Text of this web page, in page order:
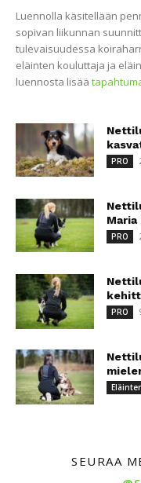
Luennolla käsitellään
sopivan liikunnan
tulevaisuudessa
eläinten kouluttaja ja
luennosta lisää
PRO
PRO
PRO
SEURAA